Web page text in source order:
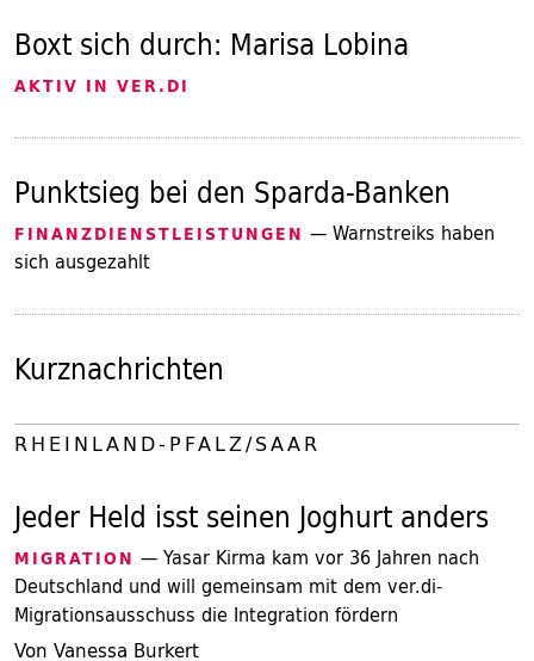
Boxt sich durch: Marisa Lobina
AKTIV IN VER.DI
Punktsieg bei den Sparda-Banken
FINANZDIENSTLEISTUNGEN — Warnstreiks haben
sich ausgezahlt
Kurznachrichten
RHEINLAND-PFALZ/SAAR
Jeder Held isst seinen Joghurt anders
MIGRATION — Yasar Kirma kam vor 36 Jahren nach
Deutschland und will gemeinsam mit dem ver.di-
Migrationsausschuss die Integration fördern
Von Vanessa Burkert